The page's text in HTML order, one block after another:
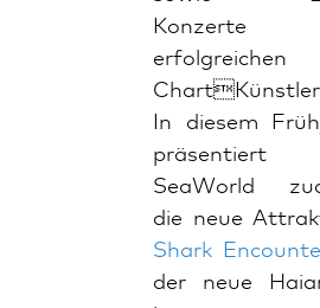
Konzerte
erfolgreichen
In diesem
präsentiert
SeaWorld
die neue
Shark
der neue